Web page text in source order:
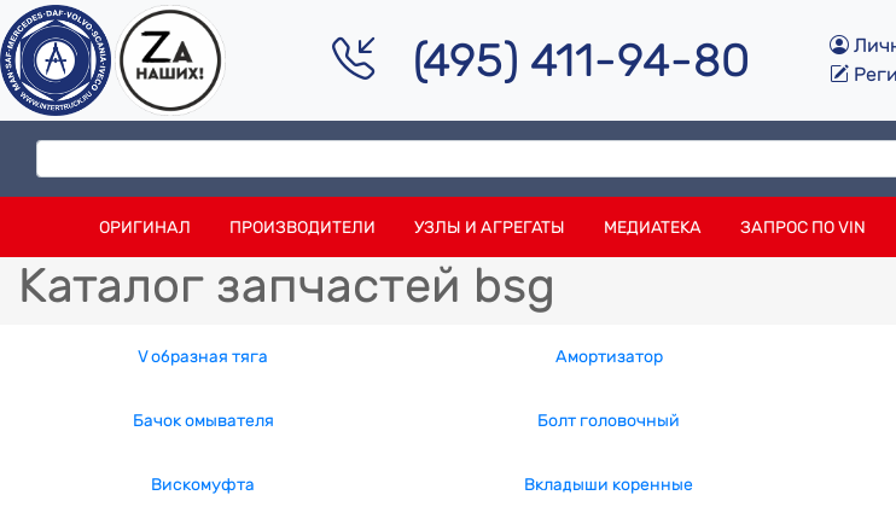
(495) 411-94-80
ОРИГИНАЛ ПРОИЗВОДИТЕЛИ УЗЛЫ И АГРЕГАТЫ МЕДИАТЕКА ЗАПРОС ПО VIN
Каталог запчастей bsg
V образная тяга Амортизатор
Бачок омывателя Болт головочный
Вискомуфта Вкладыши коренные